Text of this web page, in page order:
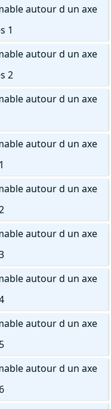
autour d un axe
1
autour d un axe
2
autour d un axe
autour d un axe
autour d un axe
autour d un axe
autour d un axe
autour d un axe
autour d un axe